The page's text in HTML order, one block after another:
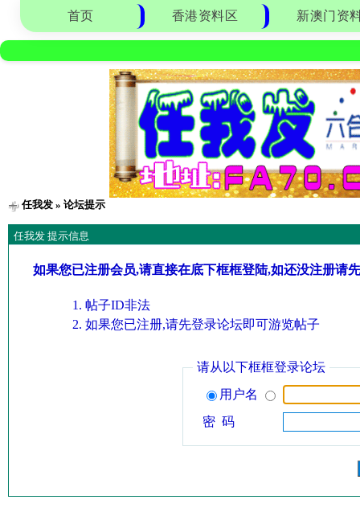
首页 香港资料区 新澳门资
任我发» 论坛提示
任我发 提示信息
如果您已注册会员,请直接在底下框框登陆,如还没注册请
帖子ID非法
如果您已注册,请先登录论坛即可游览帖子
请从以下框框登录论坛
用户名
密 码